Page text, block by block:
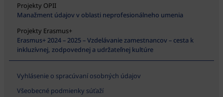
Projekty OPII
Manažment údajov v oblasti neprofesionálneho umenia
Projekty Erasmus+
Erasmus+ 2024 – 2025 – Vzdelávanie zamestnancov – cesta k
inkluzívnej, zodpovednej a udržateľnej kultúre
Vyhlásenie o spracúvaní osobných údajov
Všeobecné podmienky súťaží